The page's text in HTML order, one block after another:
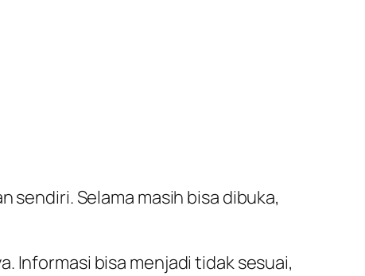
sendiri. Selama masih bisa dibuka,
Informasi bisa menjadi tidak sesuai,